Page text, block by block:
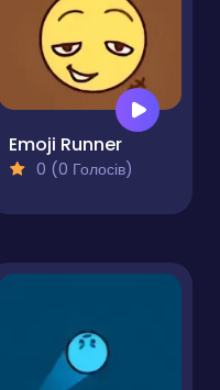
0 (0 Голосів)